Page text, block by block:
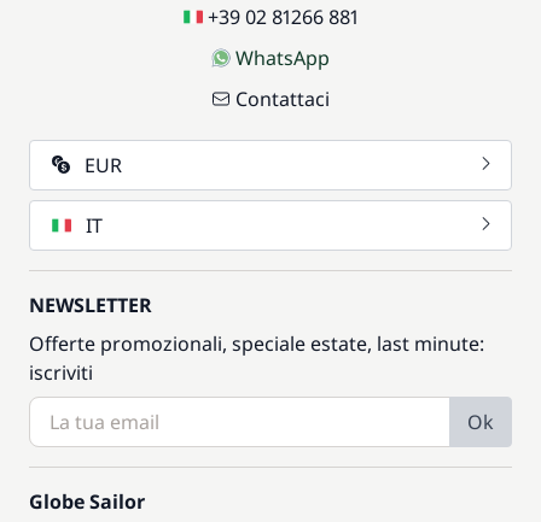
+39 02 81266 881
WhatsApp
Contattaci
EUR
IT
NEWSLETTER
Offerte promozionali, speciale estate, last minute:
iscriviti
Ok
Globe Sailor